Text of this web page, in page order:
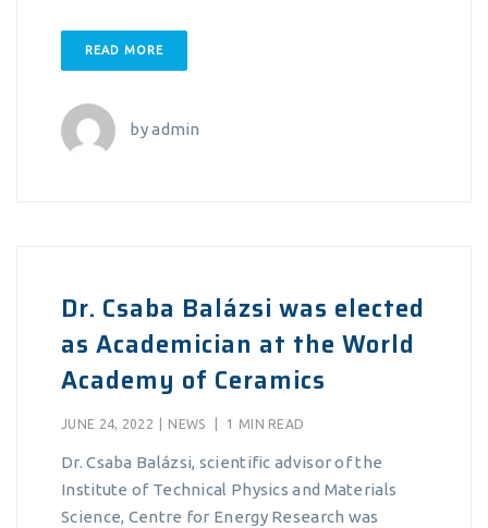
READ MORE
byadmin
Dr. Csaba Balázsi was elected
as Academician at the World
Academy of Ceramics
JUNE 24, 2022 NEWS 1 MIN READ
Dr. Csaba Balázsi, scientific advisor of the
Institute of Technical Physics and Materials
Science, Centre for Energy Research was